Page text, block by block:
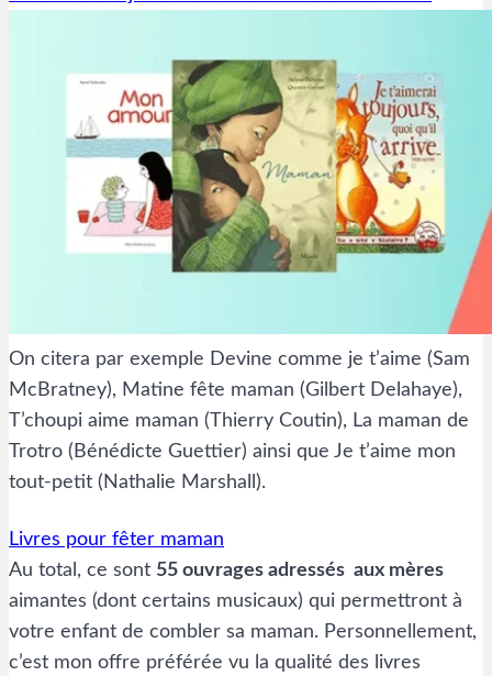
On citera par exemple Devine comme je t’aime (Sam
McBratney), Matine fête maman (Gilbert Delahaye),
T’choupi aime maman (Thierry Coutin), La maman de
Trotro (Bénédicte Guettier) ainsi que Je t’aime mon
tout-petit (Nathalie Marshall).
Livres pour fêter maman
Au total, ce sont 55 ouvrages adressés aux mères
aimantes (dont certains musicaux) qui permettront à
votre enfant de combler sa maman. Personnellement,
c’est mon offre préférée vu la qualité des livres